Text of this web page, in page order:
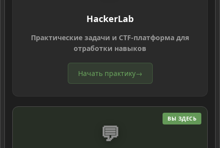
HackerLab
Практические задачи и CTF-платформа для
отработки навыков
Начать практику→
ВЫ ЗДЕСЬ
💬